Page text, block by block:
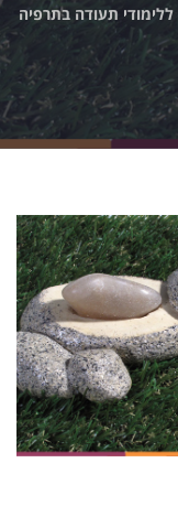
תעודה בתרפיה